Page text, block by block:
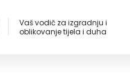
Vaš vodič za izgradnju i
oblikovanje tijela i duha